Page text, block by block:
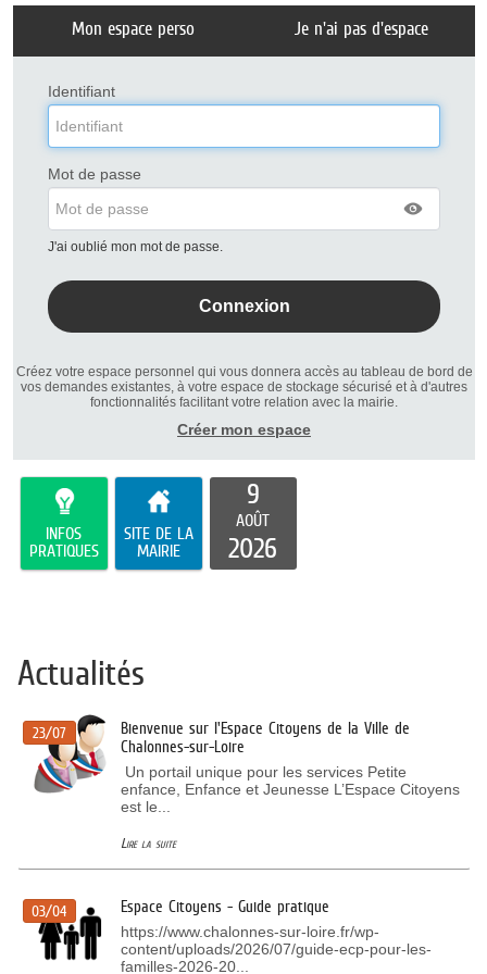
Mon espace perso Je n'ai pas d'espace
Identifiant
Mot de passe
J'ai oublié mon mot de passe.
Créez votre espace personnel qui vous donnera accès au tableau de bord de
vos demandes existantes, à votre espace de stockage sécurisé et à d'autres
fonctionnalités facilitant votre relation avec la mairie.
Créer mon espace
INFOS
PRATIQUES
SITE DE LA
MAIRIE
9
AOÛT
2026
Actualités
23/07
Bienvenue sur l'Espace Citoyens de la Ville de
Chalonnes-sur-Loire
Un portail unique pour les services Petite
enfance, Enfance et Jeunesse L’Espace Citoyens
est le...
Lire la suite
03/04 Espace Citoyens - Guide pratique
https://www.chalonnes-sur-loire.fr/wp-
content/uploads/2026/07/guide-ecp-pour-les-
familles-2026-20...